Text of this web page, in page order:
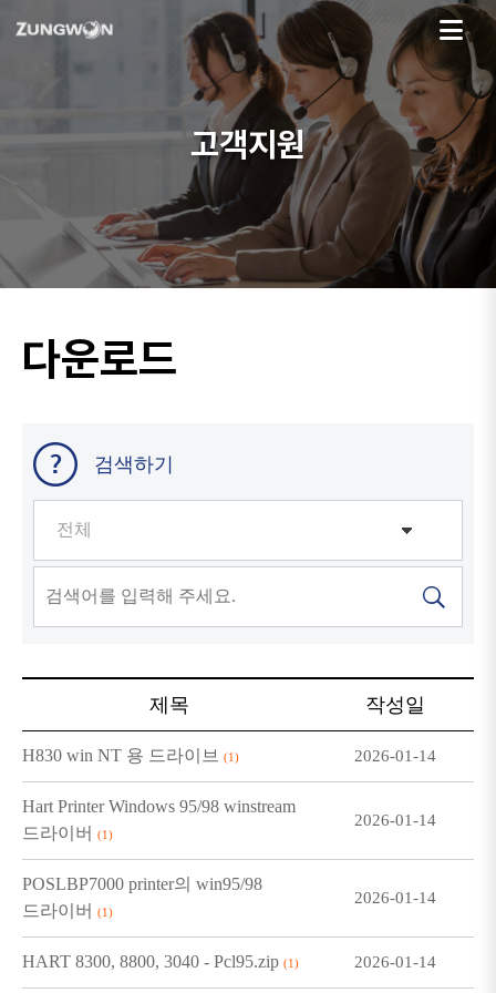
고객지원
다운로드
검색하기
제목 작성일
H830 win NT 용 드라이브 (1) 2026-01-14
Hart Printer Windows 95/98 winstream
드라이버 (1)
2026-01-14
POSLBP7000 printer의 win95/98
드라이버 (1)
2026-01-14
HART 8300, 8800, 3040 - Pcl95.zip (1) 2026-01-14